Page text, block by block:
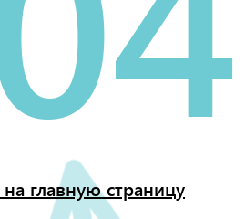
главную страницу